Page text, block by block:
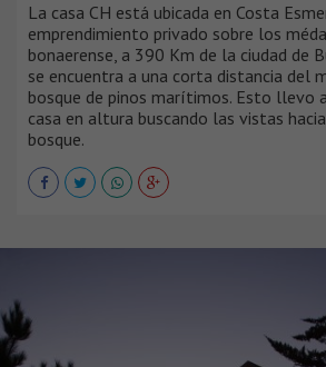
La casa CH está ubicada en Costa
emprendimiento privado sobre los
bonaerense, a 390 Km de la ciudad de
se encuentra a una corta distancia del
bosque de pinos marítimos. Esto llevo
casa en altura buscando las vistas
bosque.